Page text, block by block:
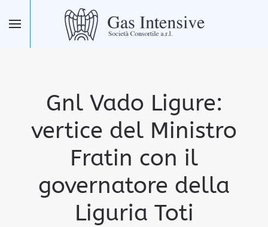
Skip to main content
Gnl Vado Ligure:
vertice del Ministro
Fratin con il
governatore della
Liguria Toti